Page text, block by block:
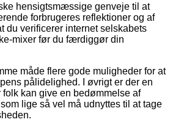
hensigtsmæssige genveje til at
forbrugeres reflektioner og af
du verificerer internet selskabets
mixer før du færdiggør din
måde flere gode muligheder for at
pålidelighed. I øvrigt er der en
kan give en bedømmelse af
lige så vel må udnyttes til at tage